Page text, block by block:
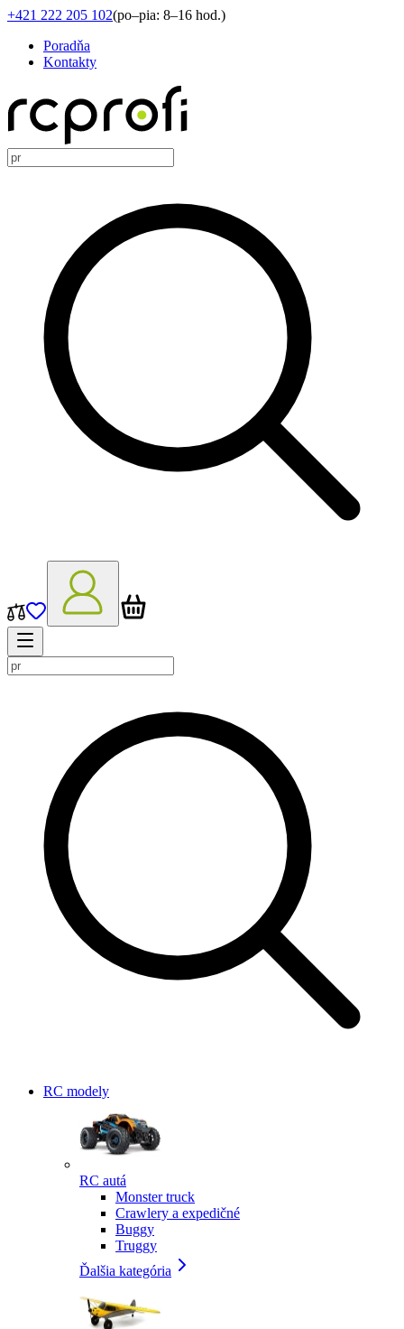
+421 222 205 102(po–pia: 8–16 hod.)
Poradňa
Kontakty
RC modely
RC autá
Monster truck
Crawlery a expedičné
Buggy
Truggy
Ďalšia kategória